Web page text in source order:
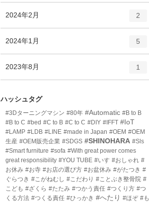
ー
ー
2024年2月
ー
2
2024年1月
ー
5
2023年8月
リ
数
1
ハッシュタグ
#3Dターニングマシン #80年 #Automatic #B to B
#B to C #bed #C to B #C to C #DIY #IFFT #IoT
#LAMP #LDB #LINE #made in Japan #OEM #OEM
生産 #OEM販売企業 #SDGS #SHINOHARA #Sls
#Smart furniture #sofa #With great power comes
great responsibility #YOU TUBE #いす #おしゃれ #
お休み #お寺 #お店の選び方 #お盆休み #がたつき #
ぐらつき #こがねむし #こだわり #ことぶき整骨院 #
こども #ざくら #たたみ #つかう責任 #つくり方 #つ
くる方法 #つくる責任 #ひっかき #へたり #ほぞ #も